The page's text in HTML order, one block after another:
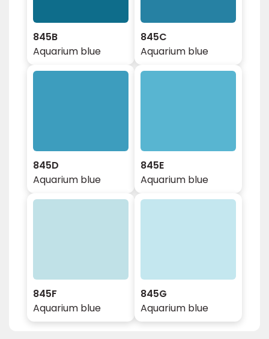
845B
Aquarium blue
845C
Aquarium blue
845D
Aquarium blue
845E
Aquarium blue
845F
Aquarium blue
845G
Aquarium blue